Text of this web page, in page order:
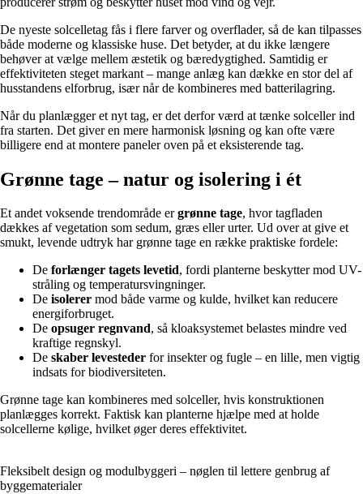
De nyeste solcelletag fås i flere farver og overflader, så de kan tilpasses
både moderne og klassiske huse. Det betyder, at du ikke længere
behøver at vælge mellem æstetik og bæredygtighed. Samtidig er
effektiviteten steget markant – mange anlæg kan dække en stor del af
husstandens elforbrug, især når de kombineres med batterilagring.
Når du planlægger et nyt tag, er det derfor værd at tænke solceller ind
fra starten. Det giver en mere harmonisk løsning og kan ofte være
billigere end at montere paneler oven på et eksisterende tag.
Grønne tage – natur og isolering i ét
Et andet voksende trendområde ergrønne tage, hvor tagfladen
dækkes af vegetation som sedum, græs eller urter. Ud over at give et
smukt, levende udtryk har grønne tage en række praktiske fordele:
De forlænger tagets levetid, fordi planterne beskytter mod UV-
stråling og temperatursvingninger.
De isolerer mod både varme og kulde, hvilket kan reducere
energiforbruget.
De opsuger regnvand, så kloaksystemet belastes mindre ved
kraftige regnskyl.
De skaber levesteder for insekter og fugle – en lille, men vigtig
indsats for biodiversiteten.
Grønne tage kan kombineres med solceller, hvis konstruktionen
planlægges korrekt. Faktisk kan planterne hjælpe med at holde
solcellerne kølige, hvilket øger deres effektivitet.
Fleksibelt design og modulbyggeri – nøglen til lettere genbrug af
byggematerialer